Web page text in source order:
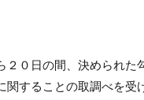
２０日の間、決められた
関することの取調べを受